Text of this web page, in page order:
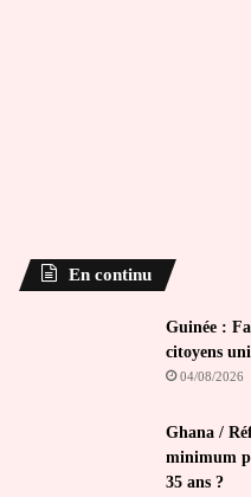
En continu
Guinée :
citoyens
04/08/2026
Ghana /
minimum
35 ans ?